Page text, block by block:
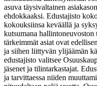
asuva täysivaltainen
ehdokkaaksi. Edustajisto
kokouksiinsa keväällä ja
kutsumana hallintoneuvoston
tärkeimmät asiat ovat
ja siihen liittyvän ylijäämän
edustajisto valitsee
jäsenet ja tilintarkastajat.
ja tarvittaessa niiden